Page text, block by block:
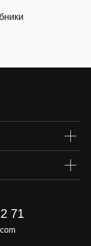
волосы
71